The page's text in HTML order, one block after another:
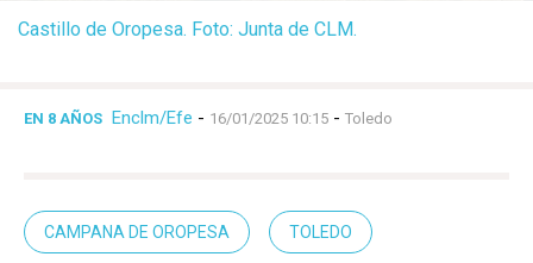
Castillo de Oropesa. Foto: Junta de CLM.
EN 8 AÑOS Enclm/Efe - 16/01/2025 10:15 - Toledo
CAMPANA DE OROPESA TOLEDO